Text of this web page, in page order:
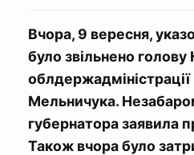
Вчора, 9 вересня,
було звільнено голову
Мельничука.
губернатора заявила
Також вчора було